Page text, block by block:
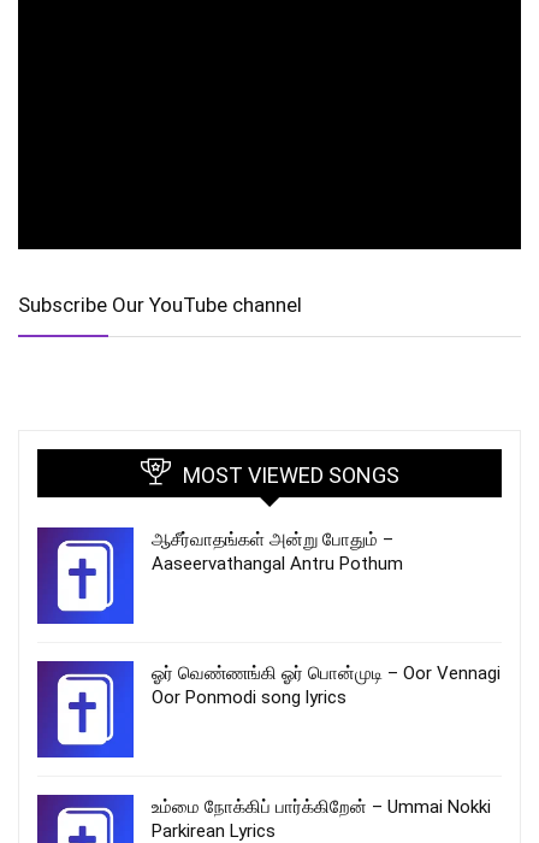
Subscribe Our YouTube channel
MOST VIEWED SONGS
ஆசீர்வாதங்கள் அன்று போதும் –
Aaseervathangal Antru Pothum
ஓர் வெண்ணங்கி ஓர் பொன்முடி – Oor Vennagi
Oor Ponmodi song lyrics
உம்மை நோக்கிப் பார்க்கிறேன் – Ummai Nokki
Parkirean Lyrics